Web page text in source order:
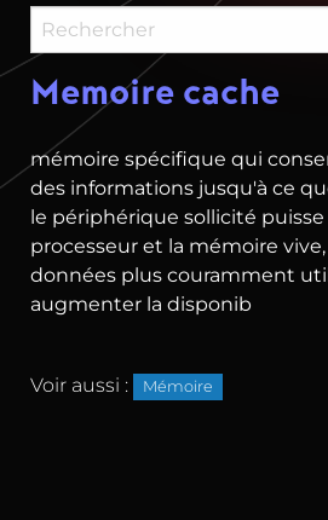
Memoire cache
mémoire spécifique qui
des informations jusqu'à ce
le périphérique sollicité
processeur et la mémoire
données plus couramment
augmenter la disponib
Voir aussi : Mémoire